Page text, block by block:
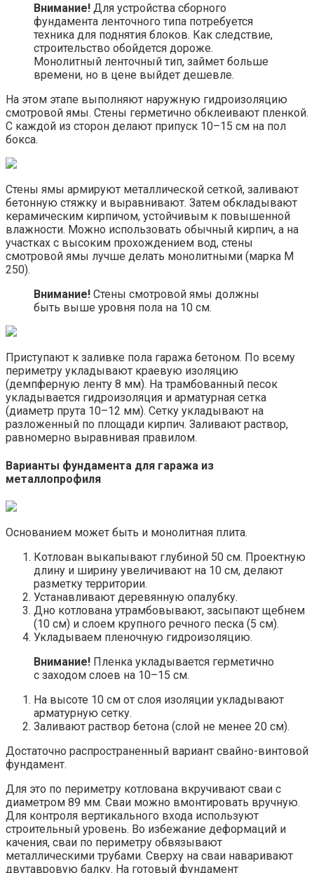
Внимание! Для устройства сборного
фундамента ленточного типа потребуется
техника для поднятия блоков. Как следствие,
строительство обойдется дороже.
Монолитный ленточный тип, займет больше
времени, но в цене выйдет дешевле.
На этом этапе выполняют наружную гидроизоляцию
смотровой ямы. Стены герметично обклеивают пленкой.
С каждой из сторон делают припуск 10–15 см на пол
бокса.
Стены ямы армируют металлической сеткой, заливают
бетонную стяжку и выравнивают. Затем обкладывают
керамическим кирпичом, устойчивым к повышенной
влажности. Можно использовать обычный кирпич, а на
участках с высоким прохождением вод, стены
смотровой ямы лучше делать монолитными (марка М
250).
Внимание! Стены смотровой ямы должны
быть выше уровня пола на 10 см.
Приступают к заливке пола гаража бетоном. По всему
периметру укладывают краевую изоляцию
(демпферную ленту 8 мм). На трамбованный песок
укладывается гидроизоляция и арматурная сетка
(диаметр прута 10–12 мм). Сетку укладывают на
разложенный по площади кирпич. Заливают раствор,
равномерно выравнивая правилом.
Варианты фундамента для гаража из
металлопрофиля
Основанием может быть и монолитная плита.
Котлован выкапывают глубиной 50 см. Проектную
длину и ширину увеличивают на 10 см, делают
разметку территории.
Устанавливают деревянную опалубку.
Дно котлована утрамбовывают, засыпают щебнем
(10 см) и слоем крупного речного песка (5 см).
Укладываем пленочную гидроизоляцию.
Внимание! Пленка укладывается герметично
с заходом слоев на 10–15 см.
На высоте 10 см от слоя изоляции укладывают
арматурную сетку.
Заливают раствор бетона (слой не менее 20 см).
Достаточно распространенный вариант свайно-винтовой
фундамент.
Для это по периметру котлована вкручивают сваи с
диаметром 89 мм. Сваи можно вмонтировать вручную.
Для контроля вертикального входа используют
строительный уровень. Во избежание деформаций и
качения, сваи по периметру обвязывают
металлическими трубами. Сверху на сваи наваривают
двутавровую балку. На готовый фундамент